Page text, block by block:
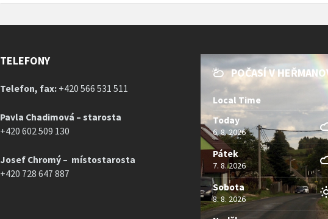
TELEFONY
Telefon, fax: +420 566 531 511
Pavla Chadimová – starosta
+420 602 509 130
Josef Chromý – místostarosta
+420 728 647 887
POČASÍ V
Local Time
Today
6. 8. 2026
Pátek
7. 8. 2026
Sobota
8. 8. 2026